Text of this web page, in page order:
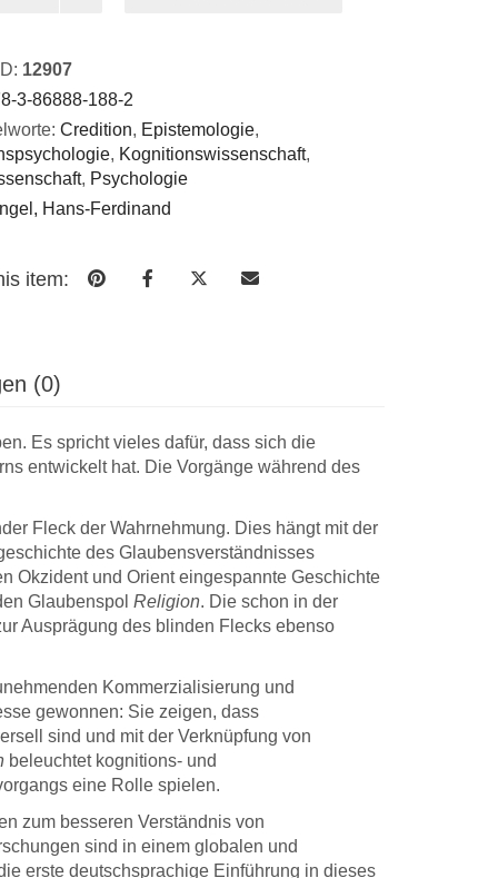
12907
3-86888-188-2
Credition, Epistemologie,
, Kognitionswissenschaft,
, Psychologie
Hans-Ferdinand
item:
(0)
Es spricht vieles dafür, dass sich die
entwickelt hat. Die Vorgänge während des
Fleck der Wahrnehmung. Dies hängt mit der
des Glaubensverständnisses
Okzident und Orient eingespannte Geschichte
Glaubenspol Religion. Die schon in der
Ausprägung des blinden Flecks ebenso
Kommerzialisierung und
gewonnen: Sie zeigen, dass
sind und mit der Verknüpfung von
beleuchtet kognitions- und
eine Rolle spielen.
zum besseren Verständnis von
sind in einem globalen und
erste deutschsprachige Einführung in dieses
Lieber, werter
danke für das
des Covers,
Mythenbuch
soll! Ich bin
Und weil ich
nicht für
behalten
Prof. Gerabek, … heute
ist das grosse Paket mit
den 18 Exemplaren
meines Buches
eingetroffen. Dazu
meinen herzlichen Dank
für die schöne Gestaltung